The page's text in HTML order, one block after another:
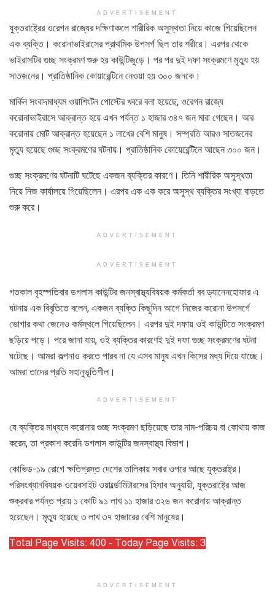
ADVERTISEMENT
যুক্তরাষ্ট্রের ওরেগন রাজ্যের দক্ষিণাঞ্চলে শারীরিক অসুস্থতা নিয়ে কাজে গিয়েছিলেন
এক ব্যক্তি। করোনাভাইরাসের প্রাথমিক উপসর্গ ছিল তার শরীরে। এরপর থেকে
ভাইরাসটির গুচ্ছ সংক্রমণ শুরু হয় কাউন্টিজুড়ে। পর পর দুই দফা সংক্রমণে মৃত্যু হয়
সাতজনের। প্রাতিষ্ঠানিক কোয়ারেন্টিনে নেওয়া হয় ৩০০ জনকে।
মার্কিন সংবাদমাধ্যম ওয়াশিংটন পোস্টের খবরে বলা হয়েছে, ওরেগন রাজ্যে
করোনাভাইরাসে আক্রান্ত হয়ে এখন পর্যন্ত ১ হাজার ৩৪৭ জন মারা গেছেন। আর
করোনায় মোট আক্রান্ত হয়েছেন ১ লাখের বেশি মানুষ। সম্প্রতি আরও সাতজনের
মৃত্যু হয়েছে গুচ্ছ সংক্রমণের ঘটনায়। প্রাতিষ্ঠানিক কোয়েরেন্টিনে আছেন ৩০০ জন।
গুচ্ছ সংক্রমণের ঘটনাটি ঘটেছে একজন ব্যক্তির কারণে। তিনি শারীরিক অসুস্থতা
নিয়ে নিজ কার্যালয়ে গিয়েছিলেন। এরপর এক এক করে অসুস্থ ব্যক্তির সংখ্যা বাড়তে
শুরু করে।
ADVERTISEMENT
ADVERTISEMENT
গতকাল বৃহস্পতিবার ডগলাস কাউন্টির জনস্বাস্থ্যবিষয়ক কর্মকর্তা বব ড্যানেনহোফার এ
ঘটনায় এক বিবৃতিতে বলেন, একজন ব্যক্তি কিছুদিন আগে নিজের করোনা উপসর্গে
ভোগার কথা জেনেও কর্মস্থলে গিয়েছিলেন। এরপর দুই দফায় ওই কাউন্টিতে সংক্রমণ
ছড়িয়ে পড়ে। পরে জানা যায়, ওই ব্যক্তির কারণেই দুই দফা গুচ্ছ সংক্রমণের ঘটনা
ঘটেছে। আমরা কল্পনাও করতে পারব না যে এসব মানুষ এখন কিসের মধ্য দিয়ে যাচ্ছে।
আমরা তাদের প্রতি সহানুভূতিশীল।
ADVERTISEMENT
যে ব্যক্তির মাধ্যমে করোনার গুচ্ছ সংক্রমণ ছড়িয়েছে তার নাম-পরিচয় বা কোথায় কাজ
করেন, তা প্রকাশ করেনি ডগলাস কাউন্টির জনস্বাস্থ্য বিভাগ।
কোভিড-১৯ রোগে ক্ষতিগ্রস্ত দেশের তালিকায় সবার ওপরে আছে যুক্তরাষ্ট্র।
পরিসংখ্যানবিষয়ক ওয়েবসাইট ওয়ার্ল্ডোমিটারসের হিসাব অনুযায়ী, যুক্তরাষ্ট্রে আজ
শুক্রবার পর্যন্ত প্রায় ১ কোটি ৯১ লাখ ১১ হাজার ৩২৬ জন করোনায় আক্রান্ত
হয়েছেন। মৃত্যু হয়েছে ৩ লাখ ৩৭ হাজারের বেশি মানুষের।
Total Page Visits: 400 - Today Page Visits: 3
ADVERTISEMENT